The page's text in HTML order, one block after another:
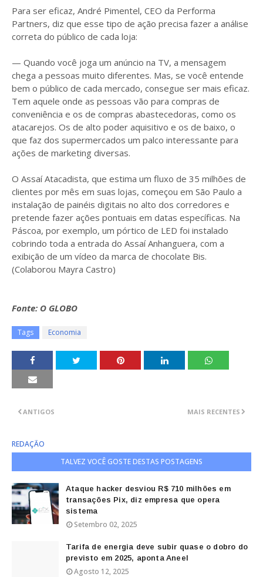
Para ser eficaz, André Pimentel, CEO da Performa
Partners, diz que esse tipo de ação precisa fazer a análise
correta do público de cada loja:
— Quando você joga um anúncio na TV, a mensagem
chega a pessoas muito diferentes. Mas, se você entende
bem o público de cada mercado, consegue ser mais eficaz.
Tem aquele onde as pessoas vão para compras de
conveniência e os de compras abastecedoras, como os
atacarejos. Os de alto poder aquisitivo e os de baixo, o
que faz dos supermercados um palco interessante para
ações de marketing diversas.
O Assaí Atacadista, que estima um fluxo de 35 milhões de
clientes por mês em suas lojas, começou em São Paulo a
instalação de painéis digitais no alto dos corredores e
pretende fazer ações pontuais em datas específicas. Na
Páscoa, por exemplo, um pórtico de LED foi instalado
cobrindo toda a entrada do Assaí Anhanguera, com a
exibição de um vídeo da marca de chocolate Bis.
(Colaborou Mayra Castro)
Fonte: O GLOBO
Tags Economia
MAIS RECENTES
ANTIGOS
REDAÇÃO
TALVEZ VOCÊ GOSTE DESTAS POSTAGENS
Ataque hacker desviou R$ 710 milhões em
transações Pix, diz empresa que opera
sistema
Setembro 02, 2025
Tarifa de energia deve subir quase o dobro do
previsto em 2025, aponta Aneel
Agosto 12, 2025